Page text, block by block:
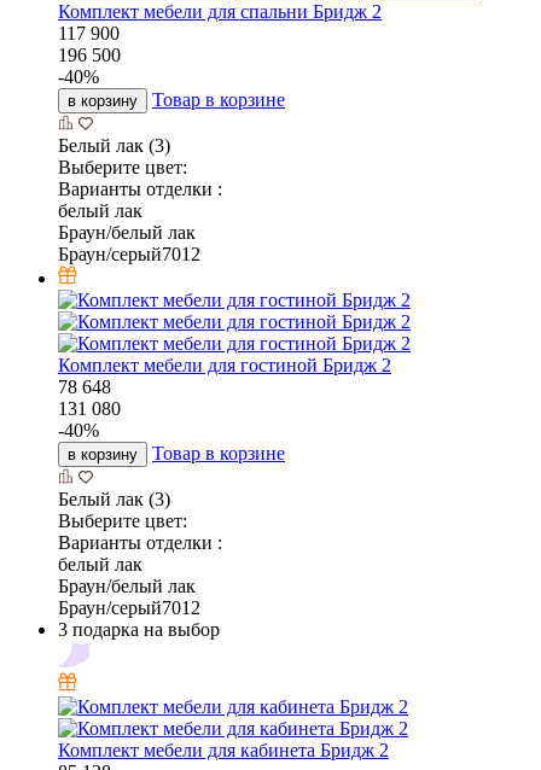
Комплект мебели для спальни Бридж 2
117 900
196 500
-40%
в корзину Товар в корзине
Белый лак (3)
Выберите цвет:
Варианты отделки :
белый лак
Браун/белый лак
Браун/серый7012
Комплект мебели для гостиной Бридж 2
78 648
131 080
-40%
в корзину Товар в корзине
Белый лак (3)
Выберите цвет:
Варианты отделки :
белый лак
Браун/белый лак
Браун/серый7012
3 подарка на выбор
Комплект мебели для кабинета Бридж 2